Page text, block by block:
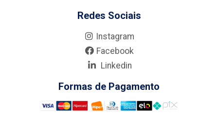
Redes Sociais
Instagram
Facebook
Linkedin
Formas de Pagamento